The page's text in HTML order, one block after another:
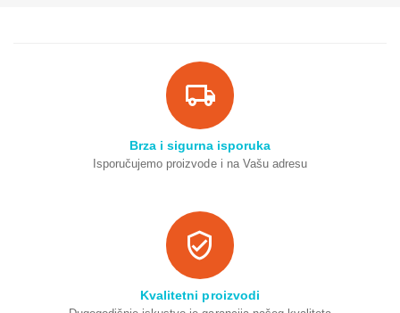
Brza i sigurna isporuka
Isporučujemo proizvode i na Vašu adresu
Kvalitetni proizvodi